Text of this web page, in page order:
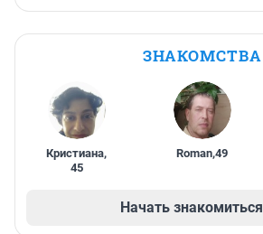
ЗНАКОМСТВА
Кристиана,
45
Roman,49
Начать знакомиться